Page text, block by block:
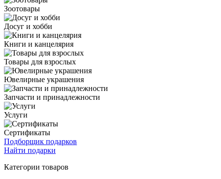
Зоотовары
Досуг и хобби
Книги и канцелярия
Товары для взрослых
Ювелирные украшения
Запчасти и принадлежности
Услуги
Сертификаты
Подборщик подарков
Найти подарки
Категории товаров